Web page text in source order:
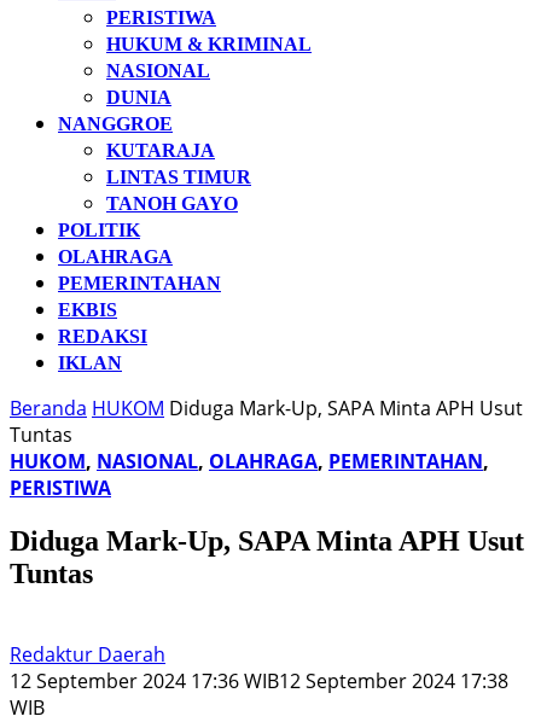
PERISTIWA
HUKUM & KRIMINAL
NASIONAL
DUNIA
NANGGROE
KUTARAJA
LINTAS TIMUR
TANOH GAYO
POLITIK
OLAHRAGA
PEMERINTAHAN
EKBIS
REDAKSI
IKLAN
Beranda HUKOM Diduga Mark-Up, SAPA Minta APH Usut
Tuntas
HUKOM, NASIONAL, OLAHRAGA, PEMERINTAHAN,
PERISTIWA
Diduga Mark-Up, SAPA Minta APH Usut
Tuntas
Redaktur Daerah
12 September 2024 17:36 WIB12 September 2024 17:38
WIB